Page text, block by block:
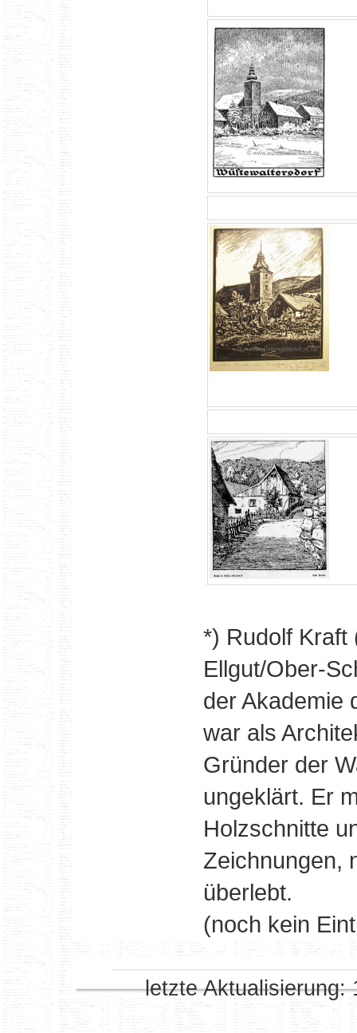
*) Rudolf Kraft
Ellgut/Ober-
der Akademie
war als
Gründer der
ungeklärt. Er
Holzschnitte
Zeichnungen,
überlebt.
(noch kein
letzte Aktualisierung: